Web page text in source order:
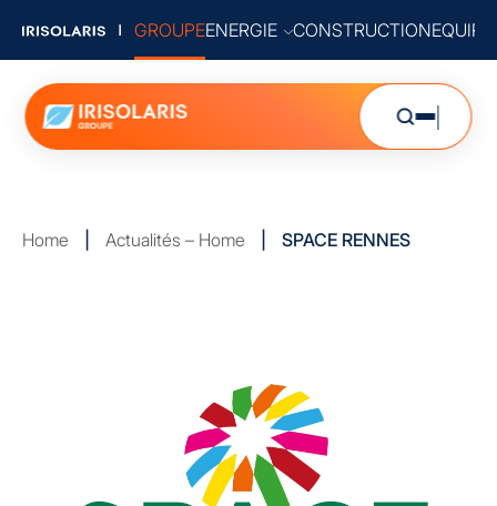
GROUPEENERGIE CONSTRUCTION
Home Actualités – Home SPACE RENNES